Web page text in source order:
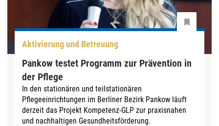
Aktivierung und Betreuung
Pankow testet Programm zur Prävention in
der Pflege
In den stationären und teilstationären
Pflegeeinrichtungen im Berliner Bezirk Pankow läuft
derzeit das Projekt Kompetenz-GLP zur praxisnahen
und nachhaltigen Gesundheitsförderung.